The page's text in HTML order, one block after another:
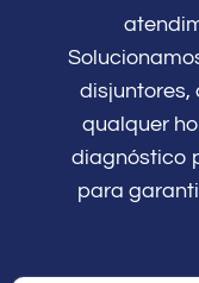
disjuntores,
qualquer
diagnóstico
para